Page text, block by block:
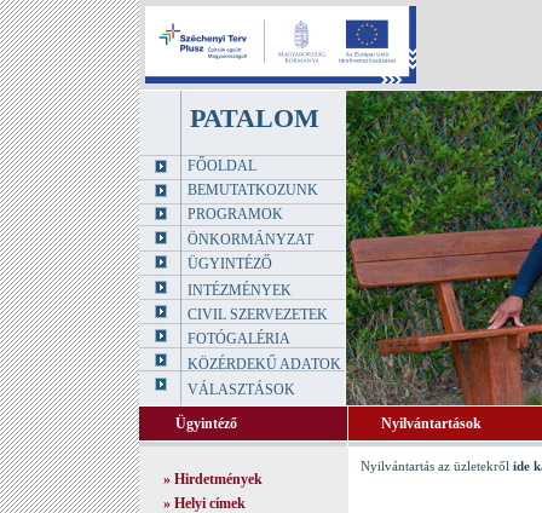
PATALOM
FŐOLDAL
BEMUTATKOZUNK
PROGRAMOK
ÖNKORMÁNYZAT
ÜGYINTÉZŐ
INTÉZMÉNYEK
CIVIL SZERVEZETEK
FOTÓGALÉRIA
KÖZÉRDEKŰ ADATOK
VÁLASZTÁSOK
Ügyintéző Nyilvántartások
» Hirdetmények
» Helyi címek
Nyilvántartás az üzletekről ide